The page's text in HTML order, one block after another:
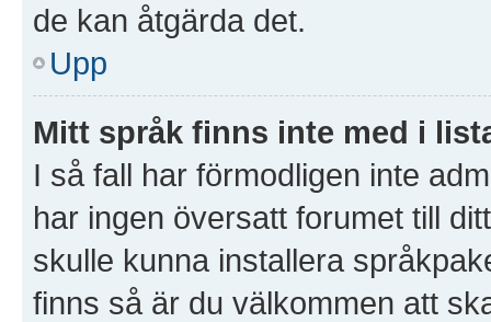
de kan åtgärda det.
Upp
Mitt språk finns inte med i
I så fall har förmodligen inte
har ingen översatt forumet till
skulle kunna installera
finns så är du välkommen att